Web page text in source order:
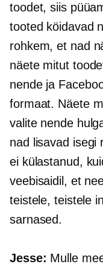
toodet, siis
tooted köidavad
rohkem, et nad
näete mitut
nende ja
formaat. Näete
valite nende
nad lisavad isegi
ei külastanud,
veebisaidil, et
teistele, teistele
sarnased.
Jesse: Mulle